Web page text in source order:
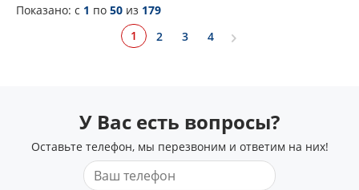
Показано: c 1 по 50 из 179
1
2 3 4
У Вас есть вопросы?
Оставьте телефон, мы перезвоним и ответим на них!